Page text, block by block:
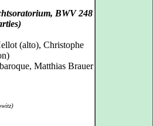
BWV 248
(alto), Christophe
Matthias Brauer